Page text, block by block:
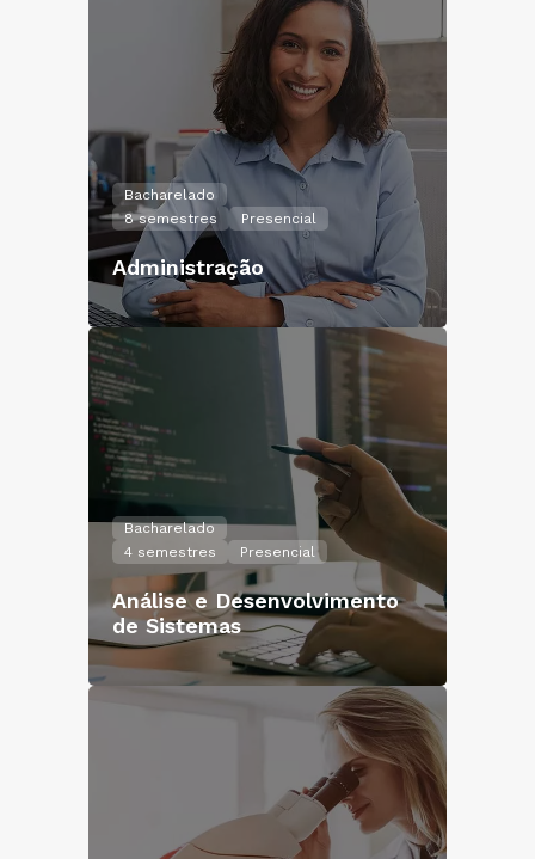
Bacharelado
8 semestres
Presencial
Administração
Bacharelado
4 semestres
Presencial
Análise e Desenvolvimento
de Sistemas